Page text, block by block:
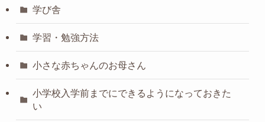
学び舎
学習・勉強方法
小さな赤ちゃんのお母さん
小学校入学前までにできるようになっておきた
い